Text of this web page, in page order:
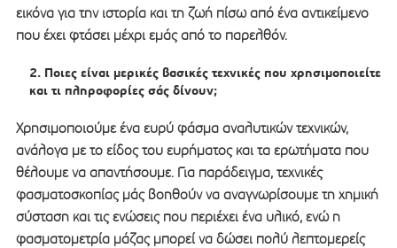
εικόνα για την ιστορία και τη ζωή πίσω από ένα αντικείμενο
που έχει φτάσει μέχρι εμάς από το παρελθόν.
Ποιες είναι μερικές βασικές τεχνικές που χρησιμοποιείτε
και τι πληροφορίες σάς δίνουν;
Χρησιμοποιούμε ένα ευρύ φάσμα αναλυτικών τεχνικών,
ανάλογα με το είδος του ευρήματος και τα ερωτήματα που
θέλουμε να απαντήσουμε. Για παράδειγμα, τεχνικές
φασματοσκοπίας μάς βοηθούν να αναγνωρίσουμε τη χημική
σύσταση και τις ενώσεις που περιέχει ένα υλικό, ενώ η
φασματομετρία μάζας μπορεί να δώσει πολύ λεπτομερείς